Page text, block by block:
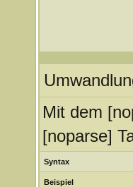
Mit dem
[noparse]
Syntax
Beispiel